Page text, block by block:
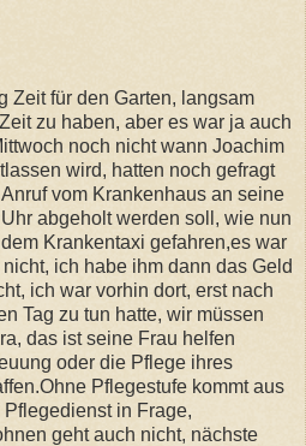
Zeit für den Garten, langsam
zu haben, aber es war ja auch
noch nicht wann Joachim
wird, hatten noch gefragt
vom Krankenhaus an seine
abgeholt werden soll, wie nun
Krankentaxi gefahren,es war
ich habe ihm dann das Geld
ich war vorhin dort, erst nach
Tag zu tun hatte, wir müssen
das ist seine Frau helfen
oder die Pflege ihres
Pflegestufe kommt aus
in Frage,
geht auch nicht, nächste